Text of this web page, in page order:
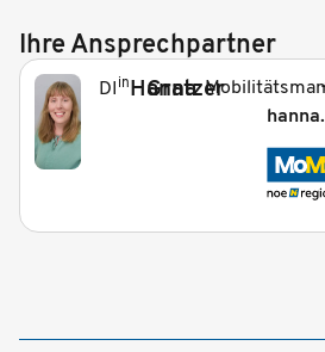
Ihre Ansprechpartner
DIinHanna
Gratzer